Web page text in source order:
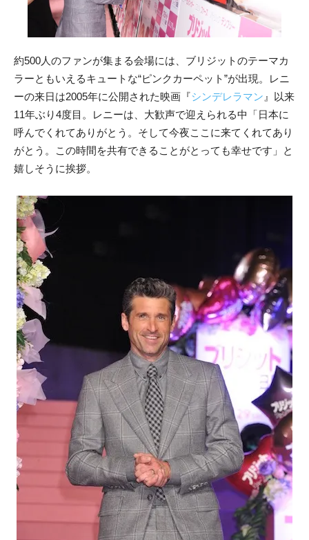
約500人のファンが集まる会場には、ブリジットのテーマカ
ラーともいえるキュートな“ピンクカーペット”が出現。レニ
ーの来日は2005年に公開された映画『シンデレラマン』以来
11年ぶり4度目。レニーは、大歓声で迎えられる中「日本に
呼んでくれてありがとう。そして今夜ここに来てくれてあり
がとう。この時間を共有できることがとっても幸せです」と
嬉しそうに挨拶。